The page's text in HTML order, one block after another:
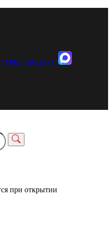
(495) 136-23-00
при открытии